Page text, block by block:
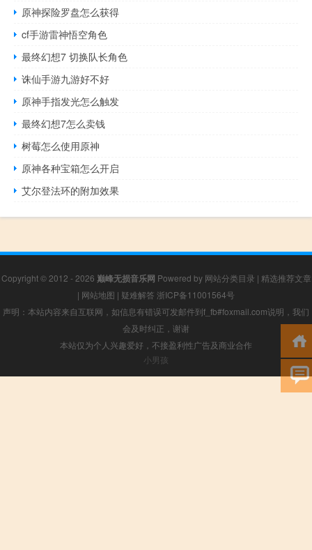
原神探险罗盘怎么获得
cf手游雷神悟空角色
最终幻想7 切换队长角色
诛仙手游九游好不好
原神手指发光怎么触发
最终幻想7怎么卖钱
树莓怎么使用原神
原神各种宝箱怎么开启
艾尔登法环的附加效果
Copyright © 2012 - 2026 巅峰无损音乐网 Powered by 网站分类目录 | 精选推荐文章
| 网站地图 | 疑难解答 浙ICP备11001564号
声明：本站内容来自互联网，如信息有错误可发邮件到f_fb#foxmail.com说明，我们
会及时纠正，谢谢
本站仅为个人兴趣爱好，不接盈利性广告及商业合作
小男孩